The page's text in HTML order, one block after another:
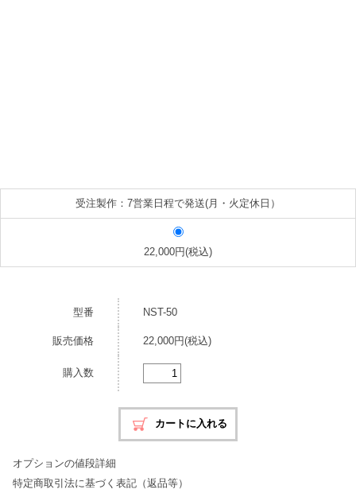
受注製作：7営業日程で発送(月・火定休日）
22,000円(税込)
型番 NST-50
販売価格 22,000円(税込)
購入数
オプションの値段詳細
特定商取引法に基づく表記（返品等）